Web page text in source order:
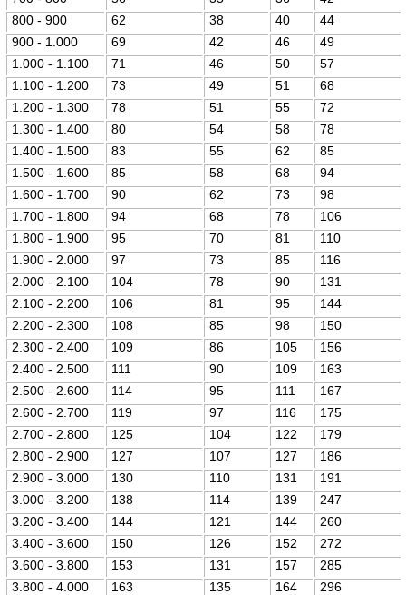
800 - 900
62 38 40
44
900 - 1.000
69 42 46
49
1.000 - 1.100
71 46 50
57
1.100 - 1.200
73 49 51
68
1.200 - 1.300
78 51 55
72
1.300 - 1.400
80 54 58
78
1.400 - 1.500
83 55 62
85
1.500 - 1.600
85 58 68
94
1.600 - 1.700
90 62 73
98
1.700 - 1.800
94 68 78
106
1.800 - 1.900
95 70 81
110
1.900 - 2.000
97 73 85
116
2.000 - 2.100
104 78 90
131
2.100 - 2.200
106 81 95
144
2.200 - 2.300
108 85 98
150
2.300 - 2.400
109 86 105
156
2.400 - 2.500
111 90 109
163
2.500 - 2.600
114 95 111
167
2.600 - 2.700
119 97 116
175
2.700 - 2.800
125 104 122
179
2.800 - 2.900
127 107 127
186
2.900 - 3.000
130 110 131
191
3.000 - 3.200
138 114 139
247
3.200 - 3.400
144 121 144
260
3.400 - 3.600
150 126 152
272
3.600 - 3.800
153 131 157
285
3.800 - 4.000
163 135 164
296